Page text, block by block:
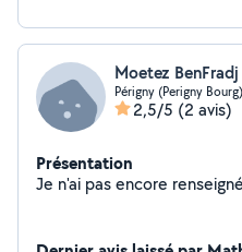
Moetez BenFradj
Périgny (Perigny Bourg)
2,5/5 (2 avis)
Présentation